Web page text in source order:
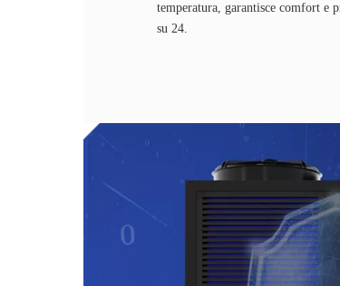
temperatura, garantisce comfort e
su 24.